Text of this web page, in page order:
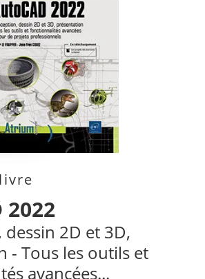
2022
2D et 3D,
- Tous les outils et
avancées...